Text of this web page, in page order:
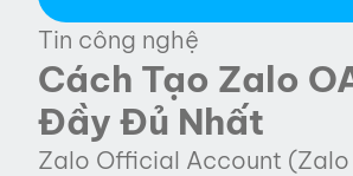
Tin công nghệ
Cách Tạo Zalo
Đầy Đủ Nhất
Zalo Official Account